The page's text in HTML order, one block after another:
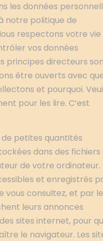
les données
notre politique de
respectons votre
vos données
principes directeurs
être ouverts avec
et pourquoi.
pour les lire. C’est
de petites quantités
dans des fichiers
de votre ordinateur.
et enregistrés
vous consultez, et par
leurs annonces
sites internet, pour
le navigateur. Les